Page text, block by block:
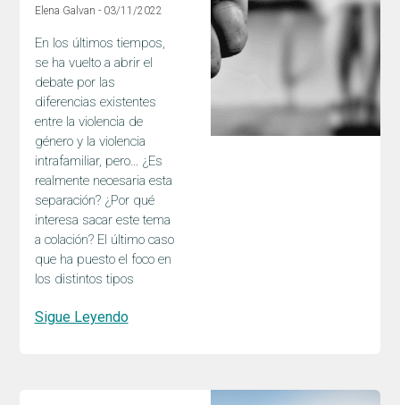
Elena Galvan 03/11/2022
En los últimos tiempos,
se ha vuelto a abrir el
debate por las
diferencias existentes
entre la violencia de
género y la violencia
intrafamiliar, pero… ¿Es
realmente necesaria esta
separación? ¿Por qué
interesa sacar este tema
a colación? El último caso
que ha puesto el foco en
los distintos tipos
Sigue Leyendo